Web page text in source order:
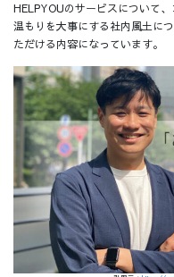
採用情報トップ
チームインタビュー02
お問い合わせ
HELPYOUのサービスについて
温もりを大事にする社内風土に
ただける内容になっています。